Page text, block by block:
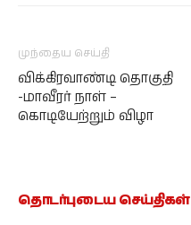
முந்தைய செய்தி
விக்கிரவாண்டி தொகுதி
-மாவீரர் நாள் –
கொடியேற்றும் விழா
தொடர்புடைய செய்திகள்